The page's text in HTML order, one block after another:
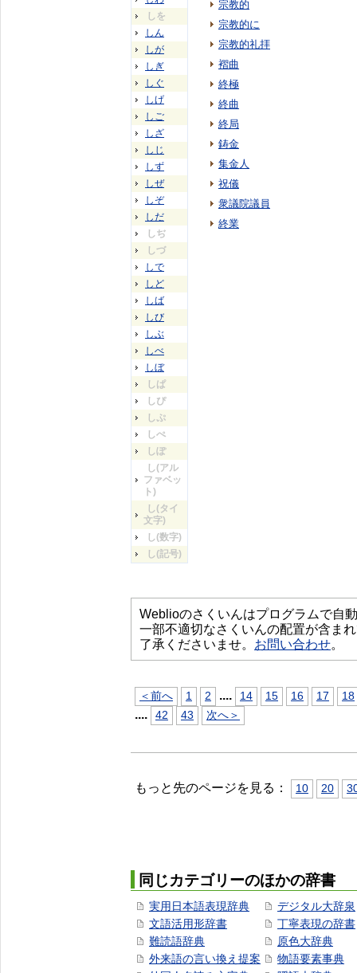
しを
しん
しが
しぎ
しぐ
しげ
しご
しざ
しじ
しず
しぜ
しぞ
しだ
しぢ
しづ
しで
しど
しば
しび
しぶ
しべ
しぼ
しぱ
しぴ
しぷ
しぺ
しぽ
し(アル
ファベッ
ト)
し(タイ
文字)
し(数字)
し(記号)
宗教的
宗教的に
宗教的礼拝
褶曲
終極
終曲
終局
鋳金
集金人
祝儀
衆議院議員
終業
Weblioのさくいんはプログラムで自
一部不適切なさくいんの配置が含ま
了承くださいませ。 お問い合わせ。
＜前へ 1 2 .... 14 15 16 17 18
.... 42 43 次へ＞
もっと先のページを見る： 10 20
同じカテゴリーのほかの辞書
実用日本語表現辞典
文語活用形辞書
難読語辞典
外来語の言い換え提案
デジタル大辞泉
丁寧表現の辞書
原色大辞典
物語要素事典